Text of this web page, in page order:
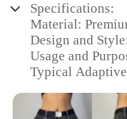
Specifications:
Material:
Design and
Usage and
Typical
Shape or Size